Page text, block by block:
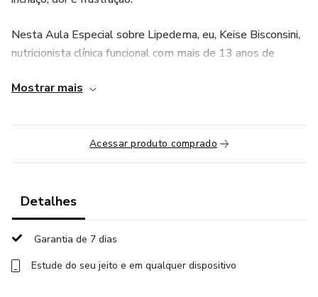
Nesta Aula Especial sobre Lipedema, eu, Keise Bisconsini,
nutricionista clínica funcional com mais de 13 anos de
vida de mais de 1.287 mulheres.
Mostrar mais
Acessar produto comprado
Detalhes
Garantia de 7 dias
Estude do seu jeito e em qualquer dispositivo